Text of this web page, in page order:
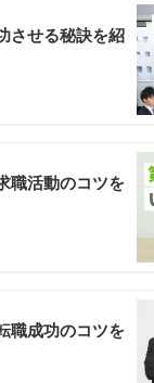
させる秘訣を紹
職活動のコツを
職成功のコツを